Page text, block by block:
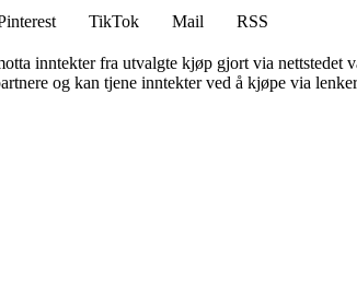
TikTok Mail
RSS
inntekter fra utvalgte kjøp gjort via nettstedet
og kan tjene inntekter ved å kjøpe via